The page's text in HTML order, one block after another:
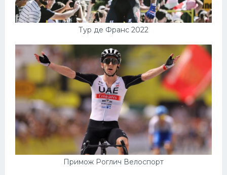
Тур де Франс 2022
Примож Роглич Велоспорт